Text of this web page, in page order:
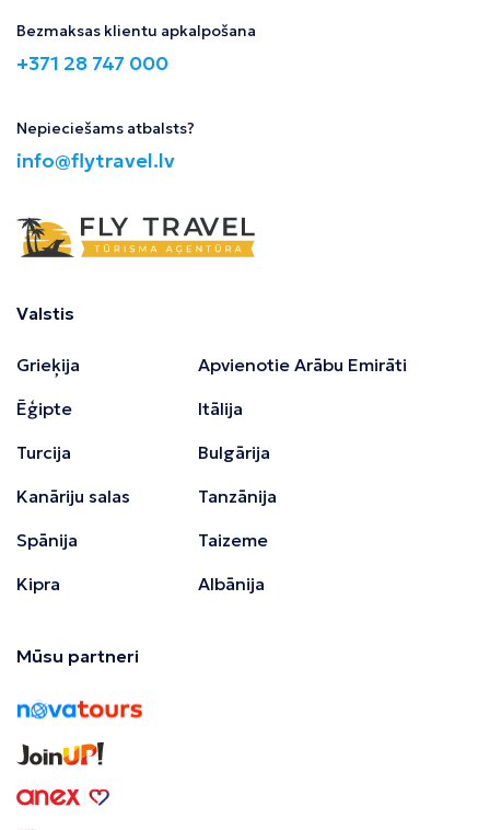
Bezmaksas klientu apkalpošana
+371 28 747 000
Nepieciešams atbalsts?
info@flytravel.lv
Valstis
Grieķija
Ēģipte
Turcija
Kanāriju salas
Spānija
Kipra
Apvienotie Arābu Emirāti
Itālija
Bulgārija
Tanzānija
Taizeme
Albānija
Mūsu partneri